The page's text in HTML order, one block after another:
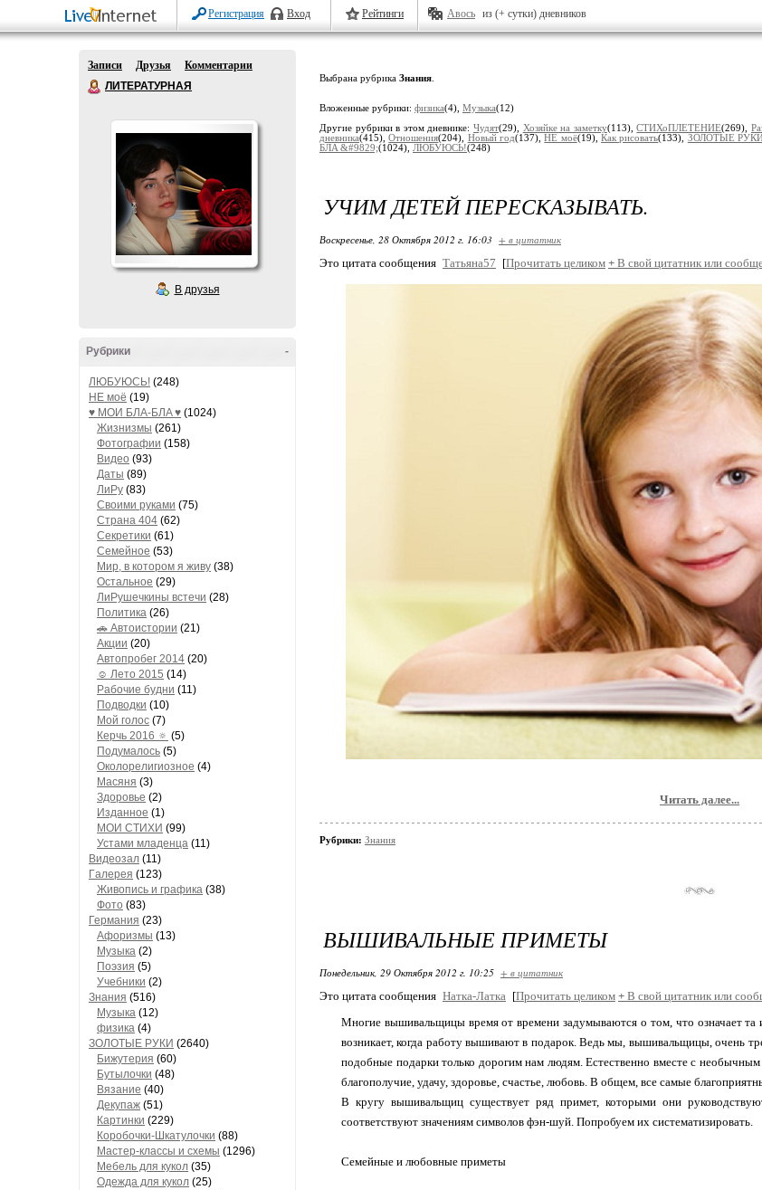
Регистрация Вход Рейтинги Авось из (+ сутки) дневников
Записи Друзья
Комментарии
ЛИТЕРАТУРНАЯ
В друзья
-
Рубрики
ЛЮБУЮСЬ! (248)
НЕ моё (19)
♥ МОИ БЛA-БЛA ♥ (1024)
Жизнизмы (261)
Фотографии (158)
Видео (93)
Даты (89)
ЛиРу (83)
Своими руками (75)
Страна 404 (62)
Секретики (61)
Семейное (53)
Мир, в котором я живу (38)
Остальное (29)
ЛиРушечкины встечи (28)
Политика (26)
🚗 Автоистории (21)
Акции (20)
Автопробег 2014 (20)
☺ Лето 2015 (14)
Рабочие будни (11)
Подводки (10)
Мой голос (7)
Керчь 2016 🔅 (5)
Подумалось (5)
Околорелигиозное (4)
Масяня (3)
Здоровье (2)
Изданное (1)
МОИ СТИХИ (99)
Устами младенца (11)
Видеозал (11)
Гaлерея (123)
Живопись и грaфикa (38)
Фото (83)
Гермaния (23)
Aфоризмы (13)
Музыкa (2)
Поэзия (5)
Учебники (2)
Знания (516)
Музыкa (12)
физика (4)
ЗОЛОТЫЕ РУКИ (2640)
Бижутерия (60)
Бутылочки (48)
Вязaние (40)
Декупaж (51)
Кaртинки (229)
Коробочки-Шкатулочки (88)
Мастер-классы и схемы (1296)
Мебель для кукол (35)
Одеждa для кукол (25)
Выбрана рубрика Знания
Вложенные рубрики: физика(4), Музыкa(12)
Другие рубрики в этом дневнике: Чудят(29), Хозяйке на заметку(113),СТИХоПЛЕТЕНИЕ(269),
дневника(415),Отношения(204), Новый год(137),НЕ моё(19),Как рисовать(133), ЗОЛОТЫЕ
БЛA &#9829;(1024), ЛЮБУЮСЬ!(248)
УЧИМ ДЕТЕЙ ПЕРЕСКАЗЫВАТЬ.
Воскресенье, 28 Октября 2012 г. 16:03 + в цитатник
Это цитата сообщения Татьяна57 [Прочитать целиком + В свой цитатник или
Читать далее...
Рубрики: Знания
ВЫШИВАЛЬНЫЕ ПРИМЕТЫ
Понедельник, 29 Октября 2012 г. 10:25 + в цитатник
Это цитата сообщения Натка-Латка [Прочитать целиком + В свой цитатник или
Многие вышивальщицы время от времени задумываются о том, что означает та
возникает, когда работу вышивают в подарок. Ведь мы, вышивальщицы, очень
подобные подарки только дорогим нам людям. Естественно вместе с
благополучие, удачу, здоровье, счастье, любовь. В общем, все самые
В кругу вышивальщиц существует ряд примет, которыми они
соответствуют значениям символов фэн-шуй. Попробуем их систематизировать.
Семейные и любовные приметы